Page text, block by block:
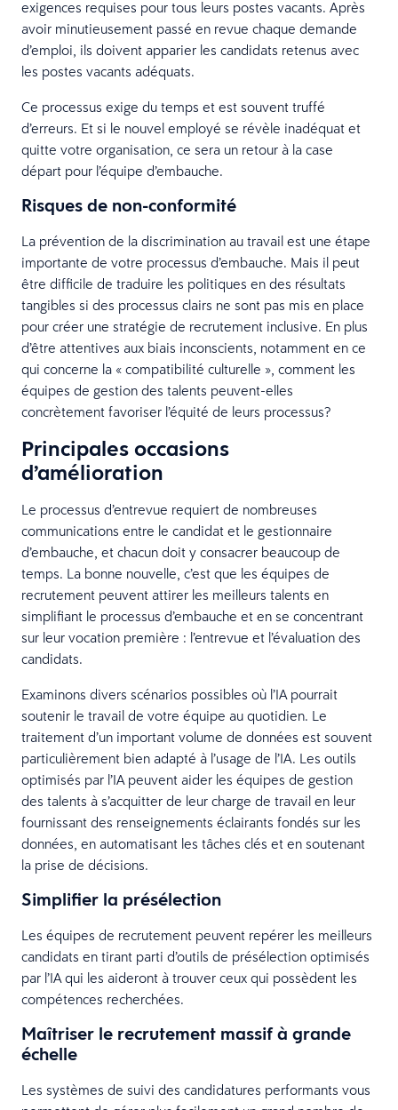
exigences requises pour tous leurs postes vacants. Après
avoir minutieusement passé en revue chaque demande
d’emploi, ils doivent apparier les candidats retenus avec
les postes vacants adéquats.
Ce processus exige du temps et est souvent truffé
d’erreurs. Et si le nouvel employé se révèle inadéquat et
quitte votre organisation, ce sera un retour à la case
départ pour l’équipe d’embauche.
Risques de non-conformité
La prévention de la discrimination au travail est une étape
importante de votre processus d’embauche. Mais il peut
être difficile de traduire les politiques en des résultats
tangibles si des processus clairs ne sont pas mis en place
pour créer une stratégie de recrutement inclusive. En plus
d’être attentives aux biais inconscients, notamment en ce
qui concerne la « compatibilité culturelle », comment les
équipes de gestion des talents peuvent-elles
concrètement favoriser l’équité de leurs processus?
Principales occasions
d’amélioration
Le processus d’entrevue requiert de nombreuses
communications entre le candidat et le gestionnaire
d’embauche, et chacun doit y consacrer beaucoup de
temps. La bonne nouvelle, c’est que les équipes de
recrutement peuvent attirer les meilleurs talents en
simplifiant le processus d’embauche et en se concentrant
sur leur vocation première : l’entrevue et l’évaluation des
candidats.
Examinons divers scénarios possibles où l’IA pourrait
soutenir le travail de votre équipe au quotidien. Le
traitement d’un important volume de données est souvent
particulièrement bien adapté à l’usage de l’IA. Les outils
optimisés par l’IA peuvent aider les équipes de gestion
des talents à s’acquitter de leur charge de travail en leur
fournissant des renseignements éclairants fondés sur les
données, en automatisant les tâches clés et en soutenant
la prise de décisions.
Simplifier la présélection
Les équipes de recrutement peuvent repérer les meilleurs
candidats en tirant parti d’outils de présélection optimisés
par l’IA qui les aideront à trouver ceux qui possèdent les
compétences recherchées.
Maîtriser le recrutement massif à grande
échelle
Les systèmes de suivi des candidatures performants vous